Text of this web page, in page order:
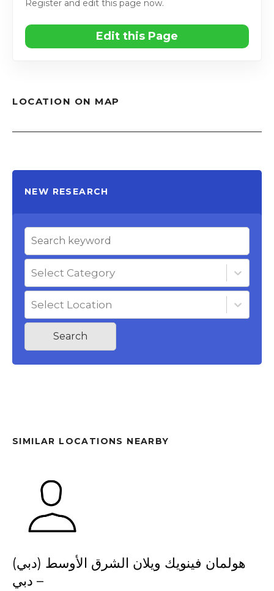
Register and edit this page now.
Edit this Page
LOCATION ON MAP
NEW RESEARCH
Select Category
Select Location
Search
SIMILAR LOCATIONS NEARBY
هولمان فينويك ويلان الشرق الأوسط (دبي)
– دبي